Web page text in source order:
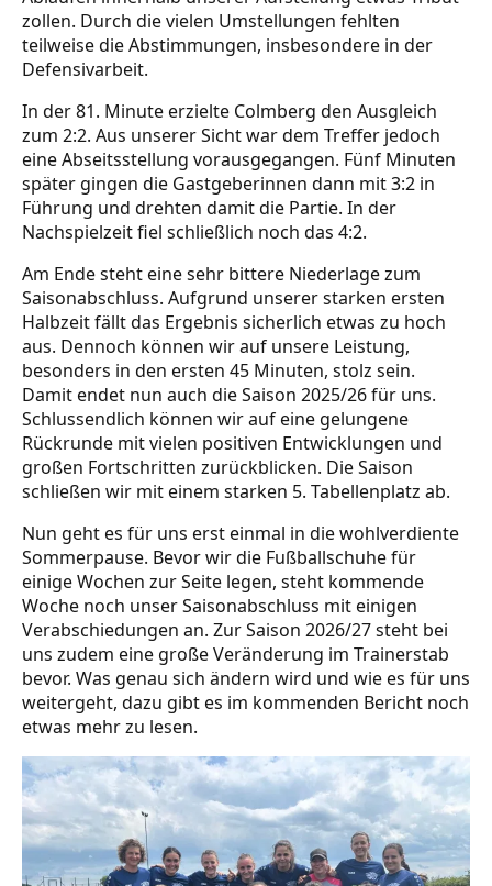
zollen. Durch die vielen Umstellungen fehlten
teilweise die Abstimmungen, insbesondere in der
Defensivarbeit.
In der 81. Minute erzielte Colmberg den Ausgleich
zum 2:2. Aus unserer Sicht war dem Treffer jedoch
eine Abseitsstellung vorausgegangen. Fünf Minuten
später gingen die Gastgeberinnen dann mit 3:2 in
Führung und drehten damit die Partie. In der
Nachspielzeit fiel schließlich noch das 4:2.
Am Ende steht eine sehr bittere Niederlage zum
Saisonabschluss. Aufgrund unserer starken ersten
Halbzeit fällt das Ergebnis sicherlich etwas zu hoch
aus. Dennoch können wir auf unsere Leistung,
besonders in den ersten 45 Minuten, stolz sein.
Damit endet nun auch die Saison 2025/26 für uns.
Schlussendlich können wir auf eine gelungene
Rückrunde mit vielen positiven Entwicklungen und
großen Fortschritten zurückblicken. Die Saison
schließen wir mit einem starken 5. Tabellenplatz ab.
Nun geht es für uns erst einmal in die wohlverdiente
Sommerpause. Bevor wir die Fußballschuhe für
einige Wochen zur Seite legen, steht kommende
Woche noch unser Saisonabschluss mit einigen
Verabschiedungen an. Zur Saison 2026/27 steht bei
uns zudem eine große Veränderung im Trainerstab
bevor. Was genau sich ändern wird und wie es für uns
weitergeht, dazu gibt es im kommenden Bericht noch
etwas mehr zu lesen.